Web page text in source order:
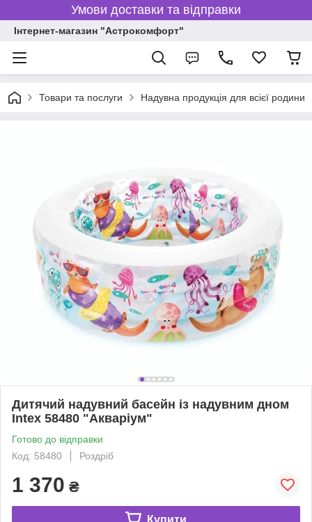
Умови доставки та відправки
Інтернет-магазин "Астрокомфорт"
Товари та послуги Надувна продукція для всієї родини
Дитячий надувний басейн із надувним дном
Intex 58480 "Акваріум"
Готово до відправки
Код: 58480
Роздріб
1 370 ₴
Купити